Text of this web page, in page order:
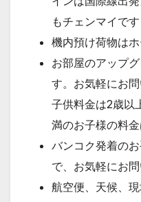
もチェンマイです
機内預け荷物は
お部屋のアップ
す。お気軽にお
子供料金は2歳以
満のお子様の料
バンコク発着の
で、お気軽にお
航空便、天候、